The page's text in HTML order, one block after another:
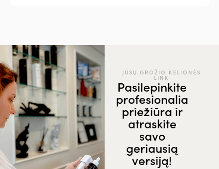
JŪSŲ GROŽIO KELIONĖS
LINK
Pasilepinkite
profesionalia
priežiūra ir
atraskite
savo
geriausią
versiją!